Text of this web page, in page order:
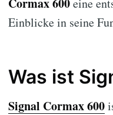
Cormax 600eine
Einblicke in seine
Was ist
Signal Cormax 600